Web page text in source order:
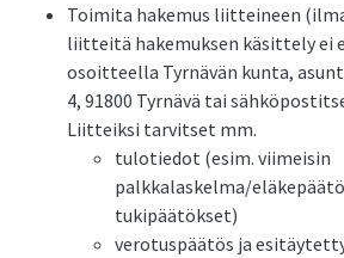
Toimita hakemus liitteineen
liitteitä hakemuksen käsittely ei
osoitteella Tyrnävän kunta,
4, 91800 Tyrnävä tai
Liitteiksi tarvitset mm.
tulotiedot (esim. viimeisin
palkkalaskelma/
tukipäätökset)
verotuspäätös ja